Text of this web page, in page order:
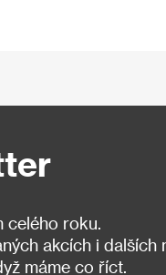
celého roku.
akcích i dalších
máme co říct.